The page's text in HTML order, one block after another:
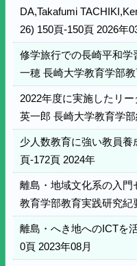
DA,Takafumi
26) 150頁-150頁 2026年
修学旅行での長崎平和
一穂 長崎大学教育学部
2022年度に実施したリ
英一郎 長崎大学教育学
少人数教育に強い教員
頁-172頁 2024年
離島・地域文化系の入
教育学部教育実践研究紀
離島・へき地へのICTを
0頁 2023年08月